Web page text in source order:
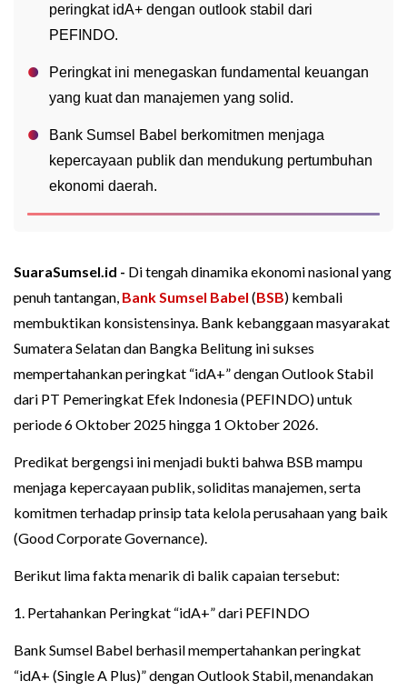
peringkat idA+ dengan outlook stabil dari
PEFINDO.
Peringkat ini menegaskan fundamental keuangan
yang kuat dan manajemen yang solid.
Bank Sumsel Babel berkomitmen menjaga
kepercayaan publik dan mendukung pertumbuhan
ekonomi daerah.
SuaraSumsel.id - Di tengah dinamika ekonomi nasional yang
penuh tantangan, Bank Sumsel Babel (BSB) kembali
membuktikan konsistensinya. Bank kebanggaan masyarakat
Sumatera Selatan dan Bangka Belitung ini sukses
mempertahankan peringkat “idA+” dengan Outlook Stabil
dari PT Pemeringkat Efek Indonesia (PEFINDO) untuk
periode 6 Oktober 2025 hingga 1 Oktober 2026.
Predikat bergengsi ini menjadi bukti bahwa BSB mampu
menjaga kepercayaan publik, soliditas manajemen, serta
komitmen terhadap prinsip tata kelola perusahaan yang baik
(Good Corporate Governance).
Berikut lima fakta menarik di balik capaian tersebut:
1. Pertahankan Peringkat “idA+” dari PEFINDO
Bank Sumsel Babel berhasil mempertahankan peringkat
“idA+ (Single A Plus)” dengan Outlook Stabil, menandakan